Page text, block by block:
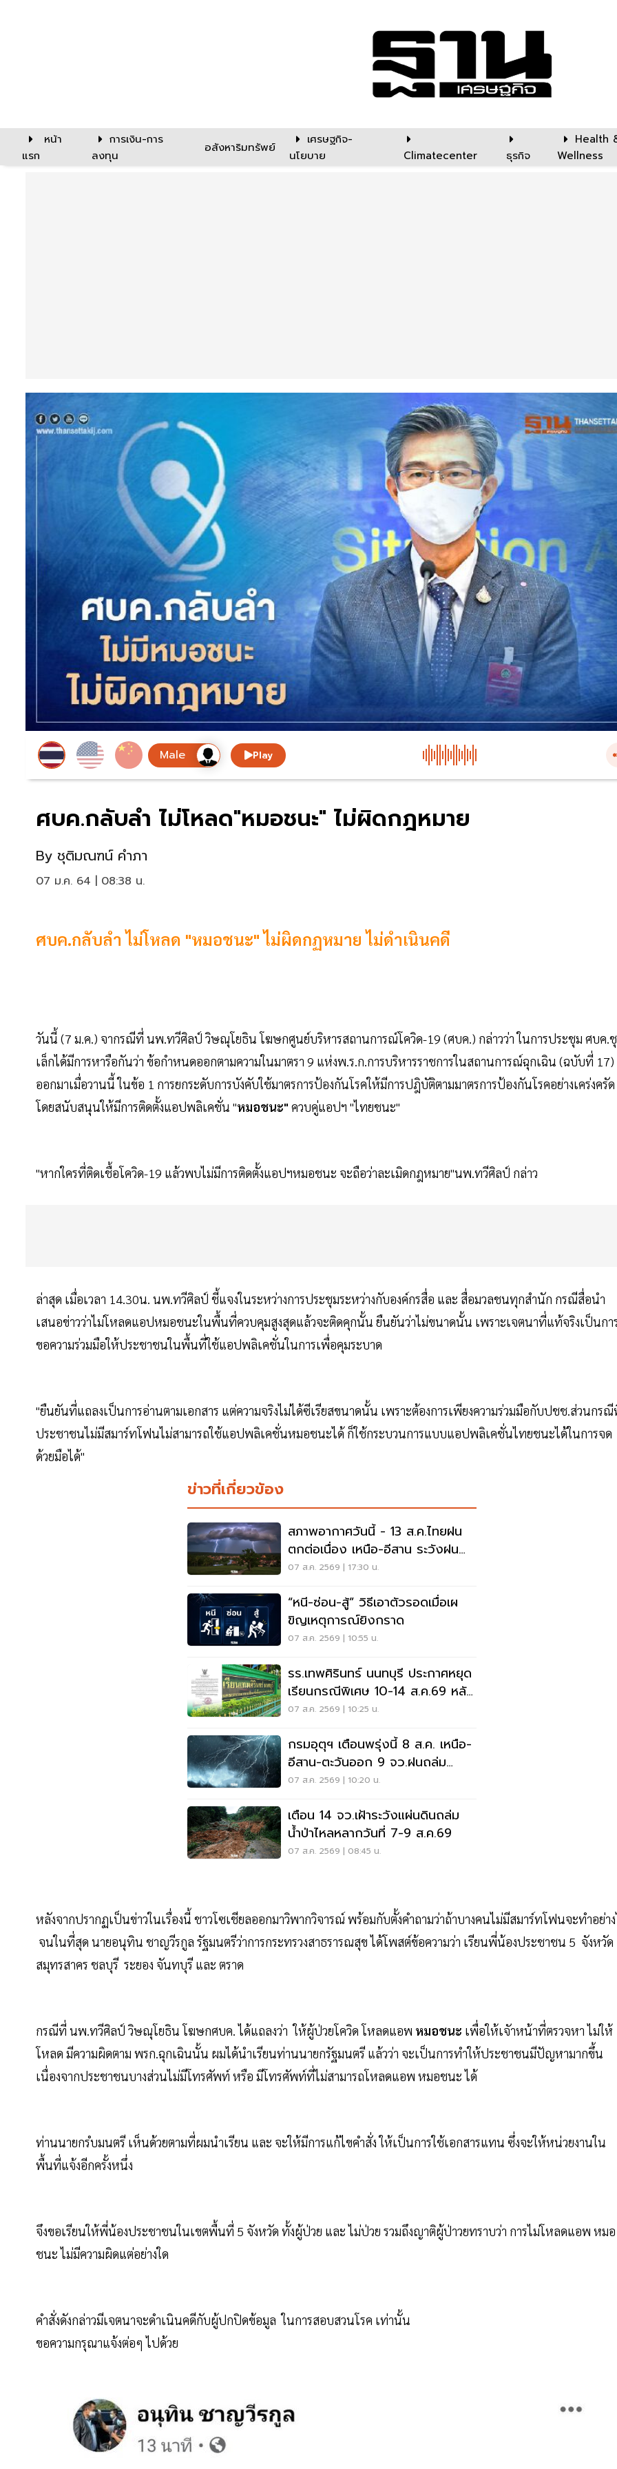
หน้า
แรก
การเงิน-การ
ลงทุน
อสังหาริมทรัพย์
เศรษฐกิจ-
นโยบาย
Climatecenter ธุรกิจ
Health
Wellness
Play
ศบค.กลับลำ​ ไม่โหลด"หมอชนะ"​ ไม่ผิดกฎหมาย
By ชุติมณฑน์ คำภา
07 ม.ค. 64 | 08:38 น.
ศบค.กลับลำ ไม่โหลด "หมอชนะ" ไม่ผิดกฏหมาย ไม่ดำเนินคดี
วันนี้ (7 ม.ค.) จากรณีที่ นพ.ทวีศิลป์ วิษณุโยธิน โฆษกศูนย์บริหารสถานการณ์โควิด-19 (ศบค.) กล่าวว่า ในการประชุม ศบค.
เล็กได้มีการหารือกันว่า ข้อกำหนดออกตามความในมาตรา 9 แห่งพ.ร.ก.การบริหารราชการในสถานการณ์ฉุกเฉิน (ฉบับที่
ออกมาเมื่อวานนี้ ในข้อ 1 การยกระดับการบังคับใช้มาตรการป้องกันโรคให้มีการปฎิบัติตามมาตรการป้องกันโรคอย่างเคร่งครัด
โดยสนับสนุนให้มีการติดตั้งแอปพลิเคชั่น "หมอชนะ" ควบคู่แอปฯ "ไทยชนะ"
"หากใครที่ติดเชื้อโควิด-19 แล้วพบไม่มีการติดตั้งแอปฯหมอชนะ จะถือว่าละเมิดกฎหมาย"นพ.ทวีศิลป์ กล่าว
ล่าสุด เมื่อเวลา 14.30น. นพ.ทวีศิลป์ ชี้แจงในระหว่างการประชุมระหว่างกับองค์กรสื่อ และ สื่อมวลชนทุกสำนัก กรณีสื่อนำ
เสนอข่าวว่าไม่โหลดแอปหมอชนะในพื้นที่ควบคุมสูงสุดแล้วจะติดคุกนั้น ยืนยันว่าไม่ขนาดนั้น เพราะเจตนาที่แท้จริงเป็นกา
ขอความร่วมมือให้ประชาชนในพื้นที่ใช้แอปพลิเคชั่นในการเพื่อคุมระบาด
"ยืนยันที่แถลงเป็นการอ่านตามเอกสาร แต่ความจริงไม่ได้ซีเรียสขนาดนั้น เพราะต้องการเพียงความร่วมมือกับปชช.ส่วนกร
ประชาชนไม่มีสมาร์ทโฟนไม่สามารถใช้แอปพลิเคชั่นหมอชนะได้ ก็ใช้กระบวนการแบบแอปพลิเคชั่นไทยชนะได้ในการจด
ด้วยมือได้"
ข่าวที่เกี่ยวข้อง
สภาพอากาศวันนี้ - 13 ส.ค.ไทยฝน
ตกต่อเนื่อง เหนือ-อีสาน ระวังฝน
ตกหนักมากบางแห่ง
07 ส.ค. 2569 | 17:30 น.
“หนี-ซ่อน-สู้” วิธีเอาตัวรอดเมื่อเผ
ขิญเหตุการณ์ยิงกราด
07 ส.ค. 2569 | 10:55 น.
รร.เทพศิรินทร์ นนทบุรี ประกาศหยุด
เรียนกรณีพิเศษ 10-14 ส.ค.69 หลัง
เหตุกราดยิง
07 ส.ค. 2569 | 10:25 น.
กรมอุตุฯ เตือนพรุ่งนี้ 8 ส.ค. เหนือ-
อีสาน-ตะวันออก 9 จว.ฝนถล่ม
ระวังน้ำท่วมฉับพลัน
07 ส.ค. 2569 | 10:20 น.
เตือน 14 จว.เฝ้าระวังแผ่นดินถล่ม
น้ำป่าไหลหลากวันที่ 7-9 ส.ค.69
07 ส.ค. 2569 | 08:45 น.
หลังจากปรากฏเป็นข่าวในเรื่องนี้ ชาวโซเชียลออกมาวิพากวิจารณ์ พร้อมกับตั้งคำถามว่าถ้าบางคนไม่มีสมาร์ทโฟนจะทำอย่าง
จนในที่สุด นายอนุทิน ชาญวีรกูล รัฐมนตรีว่าการกระทรวงสาธรารณสุข ได้โพสต์ข้อความว่า เรียนพี่น้องประชาชน 5 จังหวัด
สมุทรสาคร ชลบุรี ระยอง จันทบุรี และ ตราด
กรณีที่ นพ.ทวีศิลป์ วิษณุโยธิน โฆษกศบค. ได้แถลงว่า ให้ผู้ป่วยโควิด โหลดแอพ หมอชนะ เพื่อให้เจัาหน้าที่ตรวจหา ไม่ให้
โหลด มีความผิดตาม พรก.ฉุกเฉินนั้น ผมได้นำเรียนท่านนายกรัฐมนตรี แล้วว่า จะเป็นการทำให้ประชาชนมีปัญหามากขึ้น
เนื่องจากประชาชนบางส่วนไม่มีโทรศัพท์ หรือ มีโทรศัพท์ที่ไม่สามารถโหลดแอพ หมอชนะ ได้
ท่านนายกรํบมนตรี เห็นด้วยตามที่ผมนำเรียน และ จะให้มีการแก้ไขคำสั่ง ให้เป็นการใช้เอกสารแทน ซึ่งจะให้หน่วยงานใน
พื้นที่แจ้งอีกครั้งหนึ่ง
จึงขอเรียนให้พี่น้องประชาชนในเขตพื้นที่ 5 จังหวัด ทั้งผู้ป่วย และ ไม่ป่วย รวมถึงญาติผู้ป่าวยทราบว่า การไม่โหลดแอพ หมอ
ชนะ ไม่มีความผิดแต่อย่างใด
คำสั่งดังกล่าวมีเจตนาจะดำเนินคดีกับผู้ปกปิดข้อมูล ในการสอบสวนโรค เท่านั้น
ขอความกรุณาแจ้งต่อๆ ไปด้วย